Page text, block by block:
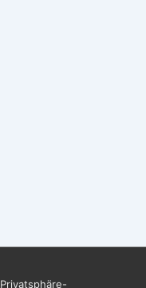
Privatsphäre-